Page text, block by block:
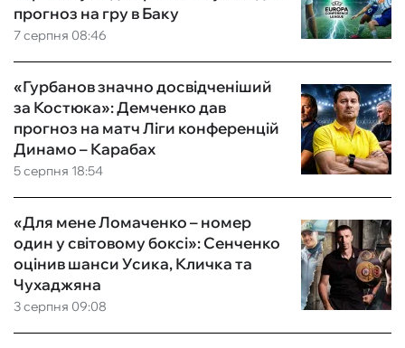
7 серпня 08:46
прогноз на гру в Баку
5 серпня 18:54
«Гурбанов значно досвідченіший
за Костюка»: Демченко дав
прогноз на матч Ліги конференцій
Динамо – Карабах
3 серпня 09:08
«Для мене Ломаченко – номер
один у світовому боксі»: Сенченко
оцінив шанси Усика, Кличка та
Чухаджяна